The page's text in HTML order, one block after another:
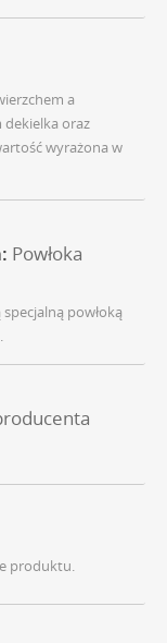
a
oraz
wyrażona w
Powłoka
powłoką
produktu.